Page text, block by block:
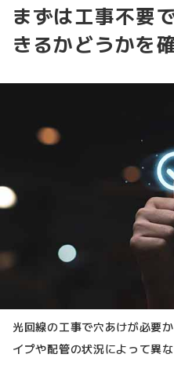
まずは工事不要
きるかどうかを
光回線の工事で穴あけが必要
イプや配管の状況によって異